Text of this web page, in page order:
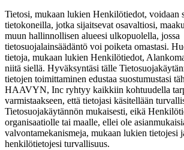
Tietosi, mukaan lukien Henkilötiedot, voidaan
tietokoneilla, jotka sijaitsevat osavaltiosi,
muun hallinnollisen alueesi ulkopuolella, jossa
tietosuojalainsäädäntö voi poiketa omastasi.
tietoja, mukaan lukien Henkilötiedot,
niitä siellä. Hyväksyntäsi tälle
tietojen toimittaminen edustaa suostumustasi
HAAVYN, Inc ryhtyy kaikkiin kohtuudella
varmistaakseen, että tietojasi käsitellään
Tietosuojakäytännön mukaisesti, eikä
organisaatiolle tai maalle, ellei ole
valvontamekanismeja, mukaan lukien tietojesi
henkilötietojesi turvallisuus.